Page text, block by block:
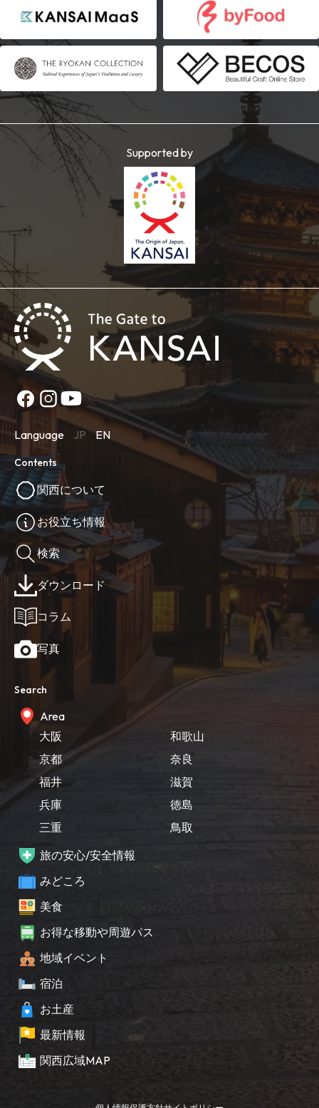
Supported by
Language JP EN
Contents
関西について
お役立ち情報
検索
ダウンロード
コラム
写真
Search
Area
大阪
京都
福井
兵庫
三重
和歌山
奈良
滋賀
徳島
鳥取
旅の安心/安全情報
みどころ
美食
お得な移動や周遊パス
地域イベント
宿泊
お土産
最新情報
関西広域MAP